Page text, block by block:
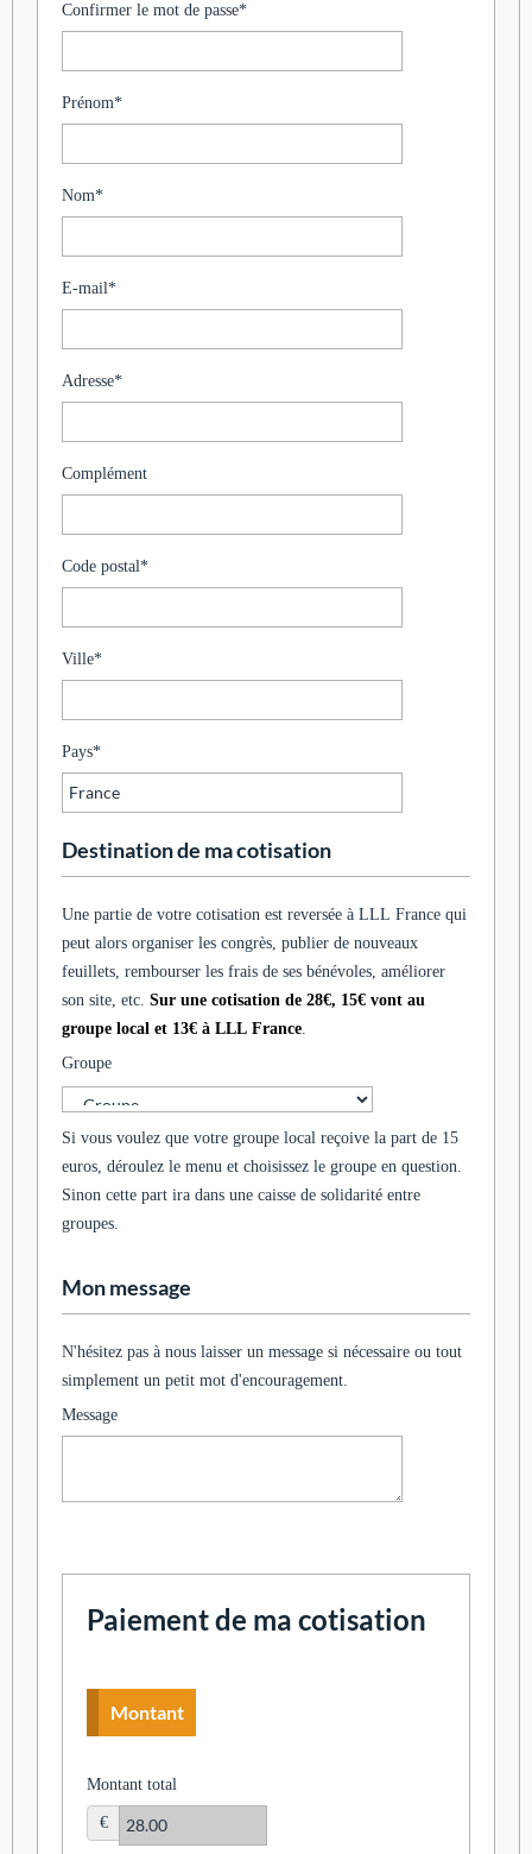
Confirmer le mot de passe*
Prénom*
Nom*
E-mail*
Adresse*
Complément
Code postal*
Ville*
Pays*
Destination de ma cotisation
Une partie de votre cotisation est reversée à LLL France qui
peut alors organiser les congrès, publier de nouveaux
feuillets, rembourser les frais de ses bénévoles, améliorer
son site, etc. Sur une cotisation de 28€, 15€ vont au
groupe local et 13€ à LLL France.
Groupe
Si vous voulez que votre groupe local reçoive la part de 15
euros, déroulez le menu et choisissez le groupe en question.
Sinon cette part ira dans une caisse de solidarité entre
groupes.
Mon message
N'hésitez pas à nous laisser un message si nécessaire ou tout
simplement un petit mot d'encouragement.
Message
Paiement de ma cotisation
Montant
Montant total
€